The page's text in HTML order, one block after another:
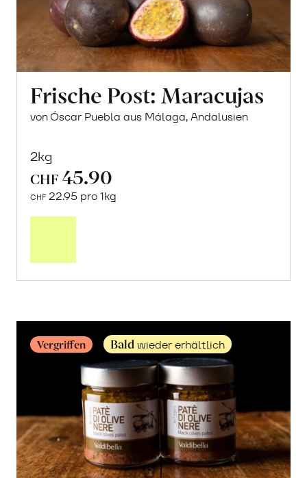
Frische Post: Maracujas
von Óscar Puebla aus Málaga, Andalusien
2kg
CHF 45.90
CHF 22.95 pro 1kg
Maracujas
Vergriffen Bald wieder erhältlich